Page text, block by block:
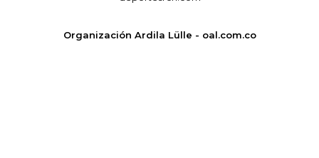
Organización Ardila Lülle - oal.com.co